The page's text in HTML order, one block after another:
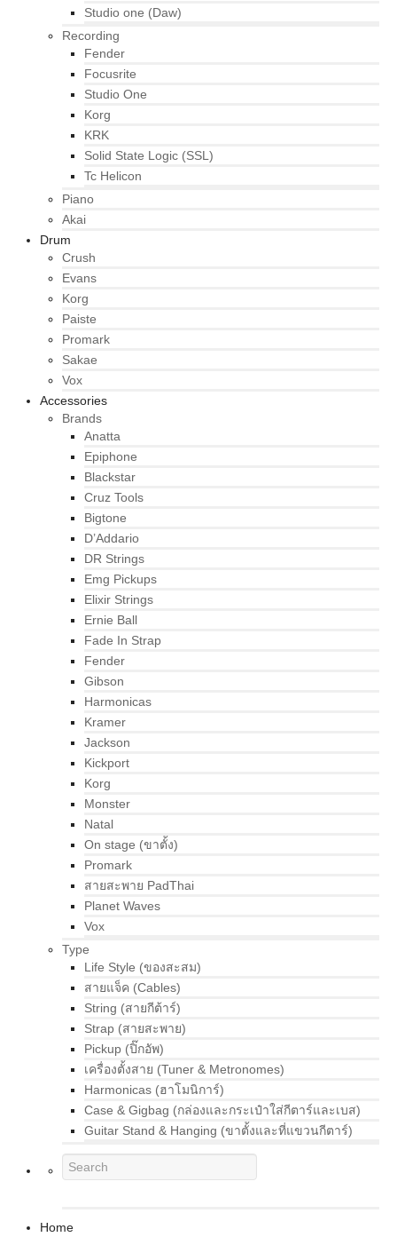
Studio one (Daw)
Recording
Fender
Focusrite
Studio One
Korg
KRK
Solid State Logic (SSL)
Tc Helicon
Piano
Akai
Drum
Crush
Evans
Korg
Paiste
Promark
Sakae
Vox
Accessories
Brands
Anatta
Epiphone
Blackstar
Cruz Tools
Bigtone
D’Addario
DR Strings
Emg Pickups
Elixir Strings
Ernie Ball
Fade In Strap
Fender
Gibson
Harmonicas
Kramer
Jackson
Kickport
Korg
Monster
Natal
On stage (ขาตั้ง)
Promark
สายสะพาย PadThai
Planet Waves
Vox
Type
Life Style (ของสะสม)
สายแจ็ค (Cables)
String (สายกีต้าร์)
Strap (สายสะพาย)
Pickup (ปิ๊กอัพ)
เครื่องตั้งสาย (Tuner & Metronomes)
Harmonicas (ฮาโมนิการ์)
Case & Gigbag (กล่องและกระเป๋าใส่กีตาร์และเบส)
Guitar Stand & Hanging (ขาตั้งและที่แขวนกีตาร์)
Home